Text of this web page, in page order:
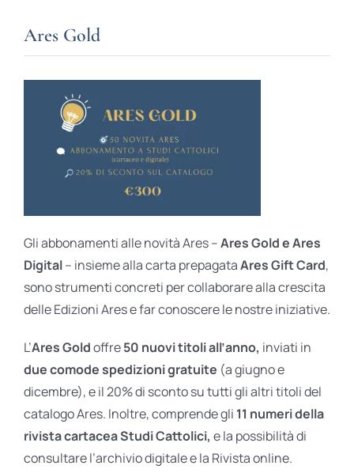
Ares Gold
Gli abbonamenti alle novità Ares –Ares Gold e Ares
Digital– insieme alla carta prepagataAres Gift Card,
sono strumenti concreti per collaborare alla crescita
delle Edizioni Ares e far conoscere le nostre iniziative.
L’Ares Goldoffre50 nuovi titoli all’anno, inviati in
due comode spedizioni gratuite (a giugno e
dicembre), e il 20% di sconto su tutti gli altri titoli del
catalogo Ares. Inoltre, comprende gli 11 numeri della
rivista cartacea Studi Cattolici, e la possibilità di
consultare l’archivio digitale e la Rivista online.